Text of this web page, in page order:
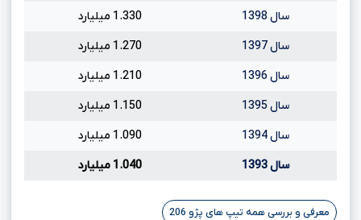
سال 1398
1.330 میلیارد
سال 1397
1.270 میلیارد
سال 1396
1.210 میلیارد
سال 1395
1.150 میلیارد
سال 1394
1.090 میلیارد
سال 1393
1.040 میلیارد
معرفی و بررسی همه تیپ های پژو 206